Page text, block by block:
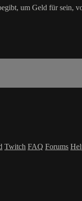
um Geld für sein,
Twitch FAQ Forums